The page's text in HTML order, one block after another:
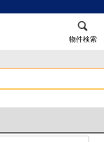
物件検索